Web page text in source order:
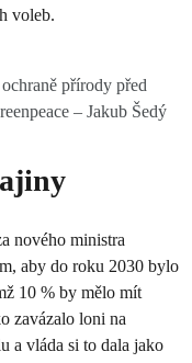
voleb.
přírody před
– Jakub Šedý
nového ministra
aby do roku 2030 bylo
10 % by mělo mít
zavázalo loni na
a vláda si to dala jako